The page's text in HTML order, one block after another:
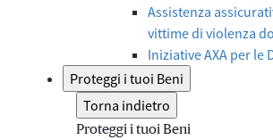
Assistenza
vittime di violenza
Iniziative AXA per le
Proteggi i tuoi Beni
Torna indietro
Proteggi i tuoi Beni